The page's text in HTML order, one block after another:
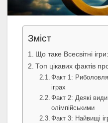
Зміст
Що таке Всесвітні
Топ цікавих фактів
Факт 1:
іграх
Факт 2: Деякі
олімпійськими
Факт 3: Найвищі